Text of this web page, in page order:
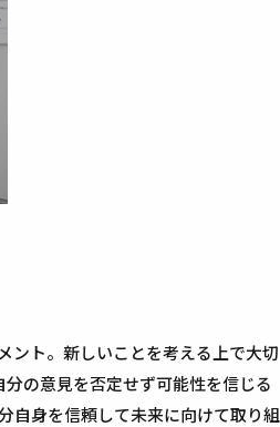
ント。新しいことを考える上で大切
の意見を否定せず可能性を信じる
自身を信頼して未来に向けて取り組